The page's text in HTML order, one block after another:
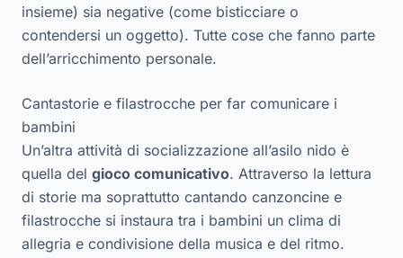
insieme) sia negative (come bisticciare o
contendersi un oggetto). Tutte cose che fanno parte
dell’arricchimento personale.
Cantastorie e filastrocche per far comunicare i
bambini
Un’altra attività di socializzazione all’asilo nido è
quella del gioco comunicativo. Attraverso la lettura
di storie ma soprattutto cantando canzoncine e
filastrocche si instaura tra i bambini un clima di
allegria e condivisione della musica e del ritmo.